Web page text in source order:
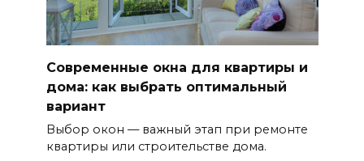
Современные окна для квартиры и
дома: как выбрать оптимальный
вариант
Выбор окон — важный этап при ремонте
квартиры или строительстве дома.